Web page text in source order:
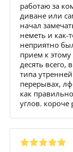
работаю за
диване или
начал
неметь и как-
неприятно
прием к
десять
типа
перерывах,
как
углов. короче